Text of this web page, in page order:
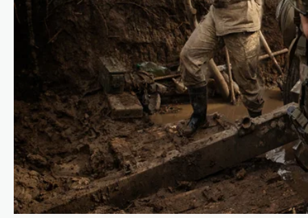
ട്രെൻഡിംഗ്,ദേശീയം,ലേറ്റസ്റ്റ് ന്യൂസ്
ജെൻ Zഉം ജെൻ
ആൽഫയും കൂടുതൽ
സത്യസന്ധർ; വിദ്യാഭ്യാസ
സംവിധാനത്തിൽ
പരിഷ്കാരം വേണം:
മോഹൻ ഭാഗവത്
ന്യൂസ് ഡെസ്ക്
രാജ്യത്തെ യുവതലമുറയെയും
വിദ്യാഭ്യാസ സമ്പ്രദായത്തെയും കുറിച്ച്
ശ്രദ്ധേയമായ പരാമർശങ്ങളുമായി